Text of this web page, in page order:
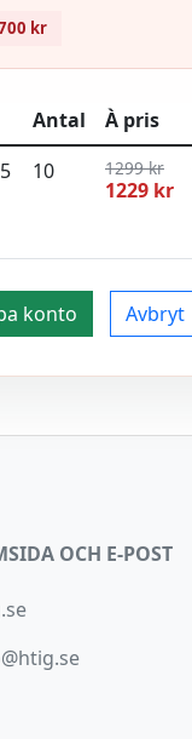
kr
Antal À pris
10 1299 kr
1229 kr
konto Avbryt
OCH E-POST